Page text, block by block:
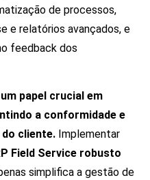
de processos,
e relatórios avançados, e
feedback dos
um papel crucial em
a conformidade e
cliente. Implementar
Field Service robusto
simplifica a gestão de